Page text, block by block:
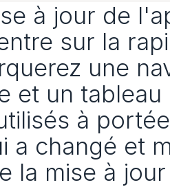
à jour de
sur la
une
et un
à
a changé et
la mise à